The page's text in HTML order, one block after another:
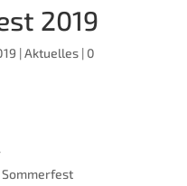
2019
|Aktuelles| 0